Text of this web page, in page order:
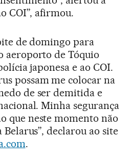
COI”, afirmou.
de domingo para
aeroporto de Tóquio
japonesa e ao COI.
possam me colocar na
de ser demitida e
Minha segurança
que neste momento não
Belarus”, declarou ao site
.